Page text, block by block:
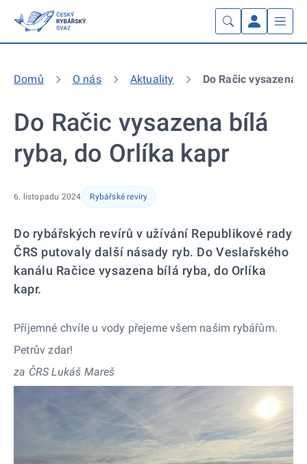
Domů O nás Aktuality Do Račic vysazena
Do Račic vysazena bílá
ryba, do Orlíka kapr
6. listopadu 2024 Rybářské revíry
Do rybářských revírů v užívání Republikové rady
ČRS putovaly další násady ryb. Do Veslařského
kanálu Račice vysazena bílá ryba, do Orlíka
kapr.
Příjemné chvíle u vody přejeme všem našim rybářům.
Petrův zdar!
za ČRS Lukáš Mareš